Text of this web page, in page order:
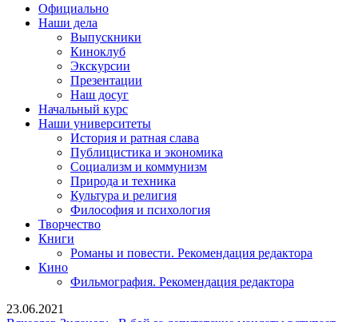
Официально
Наши дела
Выпускники
Киноклуб
Экскурсии
Презентации
Наш досуг
Начальный курс
Наши университеты
История и ратная слава
Публицистика и экономика
Социализм и коммунизм
Природа и техника
Культура и религия
Философия и психология
Творчество
Книги
Романы и повести. Рекомендация редактора
Кино
Фильмография. Рекомендация редактора
23.06.2021